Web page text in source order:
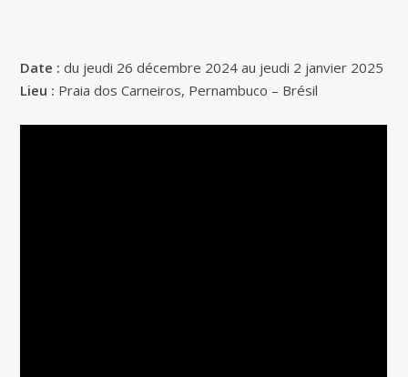
Date : du jeudi 26 décembre 2024 au jeudi 2 janvier 2025
Lieu : Praia dos Carneiros, Pernambuco – Brésil